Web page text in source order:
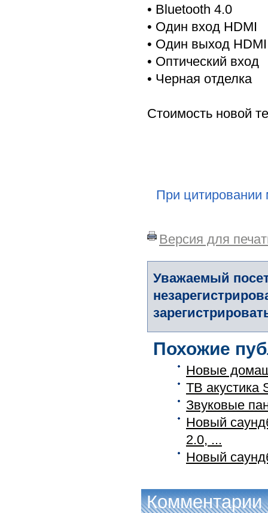
• Bluetooth 4.0
• Один вход HDMI
• Один выход HDMI
• Оптический вход
• Черная отделка
Стоимость новой
При цитировании
Версия для
Уважаемый
Похожие
Новые
ТВ акустика
Звуковые
Новый
2.0, ...
Новый
Комментарии